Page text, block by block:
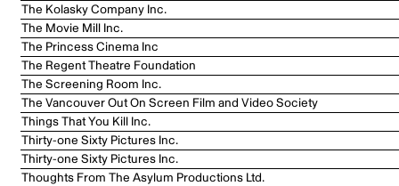
The Kolasky Company Inc.
The Movie Mill Inc.
The Princess Cinema Inc
The Regent Theatre Foundation
The Screening Room Inc.
The Vancouver Out On Screen Film and Video Society
Things That You Kill Inc.
Thirty-one Sixty Pictures Inc.
Thirty-one Sixty Pictures Inc.
Thoughts From The Asylum Productions Ltd.